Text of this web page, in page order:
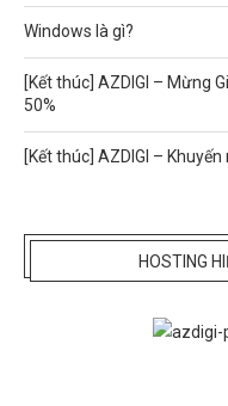
Windows là gì?
[Kết thúc] AZDIGI – Mừng
50%
[Kết thúc] AZDIGI –
HOSTING